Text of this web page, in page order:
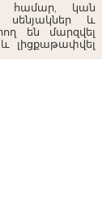
համար, կան
և
են մարզվել
լիցքաթափվել